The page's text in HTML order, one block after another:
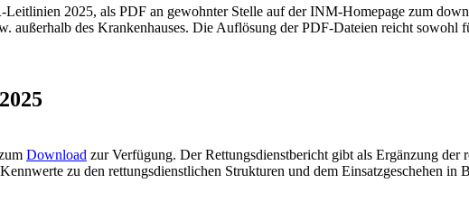
2025, als PDF an gewohnter Stelle auf der INM-Homepage zum
außerhalb des Krankenhauses. Die Auflösung der PDF-Dateien reicht sowohl
Download zur Verfügung. Der Rettungsdienstbericht gibt als Ergänzung
zu den rettungsdienstlichen Strukturen und dem Einsatzgeschehen in